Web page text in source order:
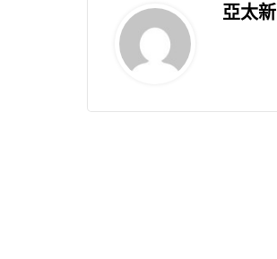
亞太